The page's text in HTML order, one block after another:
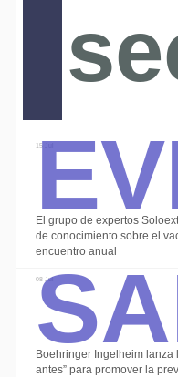
15 Jul
El grupo de expertos
de conocimiento sobre el
encuentro anual
08 Jul
Boehringer Ingelheim lanza
antes” para promover la